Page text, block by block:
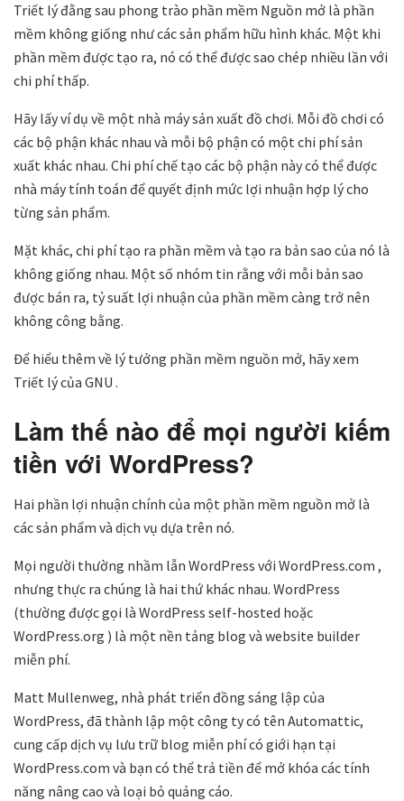
Triết lý đằng sau phong trào phần mềm Nguồn mở là phần
mềm không giống như các sản phẩm hữu hình khác. Một khi
phần mềm được tạo ra, nó có thể được sao chép nhiều lần với
chi phí thấp.
Hãy lấy ví dụ về một nhà máy sản xuất đồ chơi. Mỗi đồ chơi có
các bộ phận khác nhau và mỗi bộ phận có một chi phí sản
xuất khác nhau. Chi phí chế tạo các bộ phận này có thể được
nhà máy tính toán để quyết định mức lợi nhuận hợp lý cho
từng sản phẩm.
Mặt khác, chi phí tạo ra phần mềm và tạo ra bản sao của nó là
không giống nhau. Một số nhóm tin rằng với mỗi bản sao
được bán ra, tỷ suất lợi nhuận của phần mềm càng trở nên
không công bằng.
Để hiểu thêm về lý tưởng phần mềm nguồn mở, hãy xem
Triết lý của GNU .
Làm thế nào để mọi người kiếm
tiền với WordPress?
Hai phần lợi nhuận chính của một phần mềm nguồn mở là
các sản phẩm và dịch vụ dựa trên nó.
Mọi người thường nhầm lẫn WordPress với WordPress.com ,
nhưng thực ra chúng là hai thứ khác nhau. WordPress
(thường được gọi là WordPress self-hosted hoặc
WordPress.org ) là một nền tảng blog và website builder
miễn phí.
Matt Mullenweg, nhà phát triển đồng sáng lập của
WordPress, đã thành lập một công ty có tên Automattic,
cung cấp dịch vụ lưu trữ blog miễn phí có giới hạn tại
WordPress.com và bạn có thể trả tiền để mở khóa các tính
năng nâng cao và loại bỏ quảng cáo.